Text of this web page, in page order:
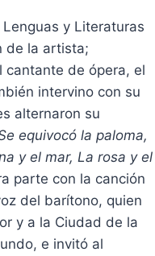
y Literaturas
de la artista;
cantante de ópera, el
intervino con su
alternaron su
equivocó la paloma,
y el mar, La rosa y el
parte con la canción
del barítono, quien
y a la Ciudad de la
e invitó al